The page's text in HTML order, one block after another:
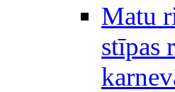
Matu
stīpas